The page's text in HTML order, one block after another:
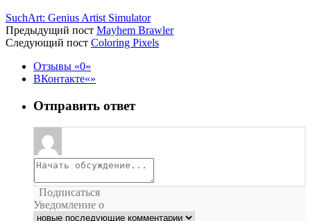
SuchArt: Genius Artist Simulator
Предыдущий пост Mayhem Brawler
Следующий пост Coloring Pixels
Отзывы
0
ВКонтакте
Отправить ответ
Подписаться
Уведомление о